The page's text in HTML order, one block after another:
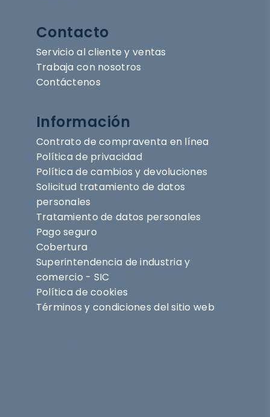
Contacto
Servicio al cliente y ventas
Trabaja con nosotros
Contáctenos
Información
Contrato de compraventa en línea
Política de privacidad
Política de cambios y devoluciones
Solicitud tratamiento de datos
personales
Tratamiento de datos personales
Pago seguro
Cobertura
Superintendencia de industria y
comercio - SIC
Política de cookies
Términos y condiciones del sitio web